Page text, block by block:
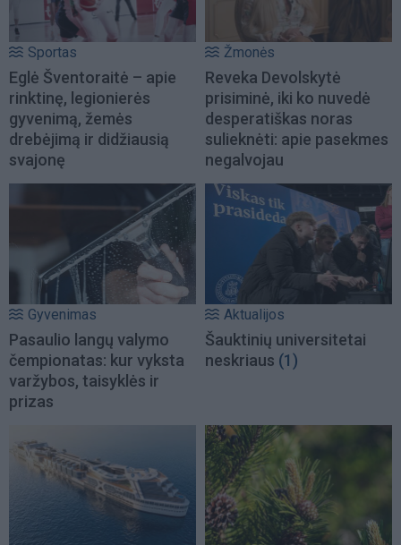
Sportas
Eglė Šventoraitė – apie
rinktinę, legionierės
gyvenimą, žemės
drebėjimą ir didžiausią
svajonę
Žmonės
Reveka Devolskytė
prisiminė, iki ko nuvedė
desperatiškas noras
sulieknėti: apie pasekmes
negalvojau
Gyvenimas
Pasaulio langų valymo
čempionatas: kur vyksta
varžybos, taisyklės ir
prizas
Aktualijos
Šauktinių universitetai
neskriaus (1)